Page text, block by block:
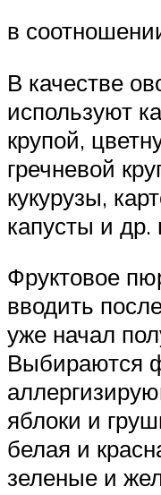
в
В качестве
используют
крупой,
гречневой
кукурузы,
капусты и
Фруктовое
вводить
уже начал
Выбираются
яблоки и
белая и
зеленые и